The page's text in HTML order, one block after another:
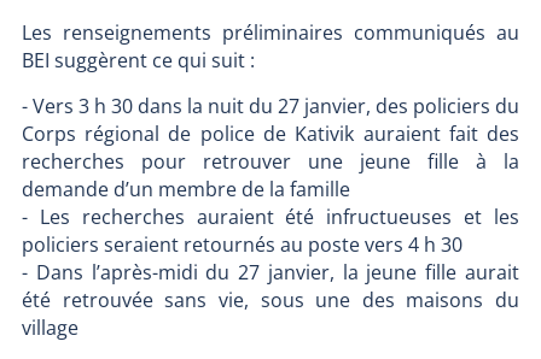
Les renseignements préliminaires communiqués au
BEI suggèrent ce qui suit :
- Vers 3 h 30 dans la nuit du 27 janvier, des policiers du
Corps régional de police de Kativik auraient fait des
recherches pour retrouver une jeune fille à la
demande d’un membre de la famille
- Les recherches auraient été infructueuses et les
policiers seraient retournés au poste vers 4 h 30
- Dans l’après-midi du 27 janvier, la jeune fille aurait
été retrouvée sans vie, sous une des maisons du
village